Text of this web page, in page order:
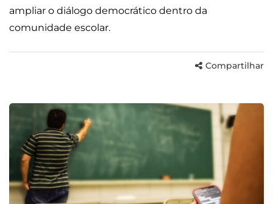
ampliar o diálogo democrático dentro da
comunidade escolar.
Compartilhar